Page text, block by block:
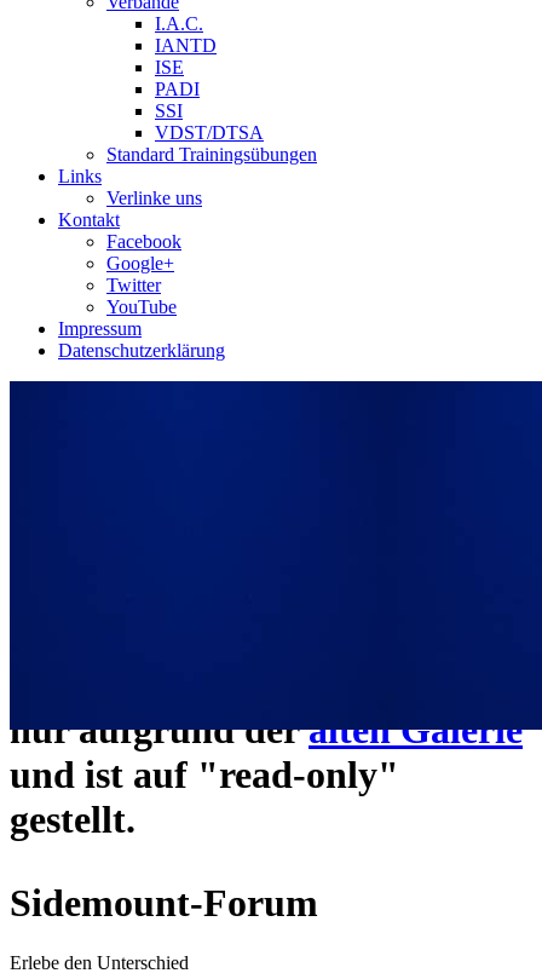
I.A.C.
IANTD
ISE
PADI
SSI
VDST/DTSA
Standard Trainingsübungen
Links
Verlinke uns
Kontakt
Facebook
Google+
Twitter
YouTube
Impressum
Datenschutzerklärung
nur aufgrund deralten Galerie
und ist auf "read-only"
gestellt.
Sidemount-Forum
Erlebe den Unterschied